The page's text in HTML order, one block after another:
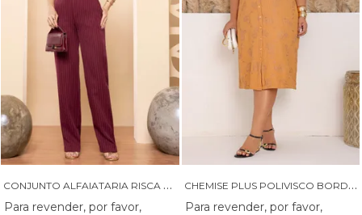
C
ONJUNTO ALFAIATARIA RISCA DE GIZ COLETE E CALCA - 04668 C
HEMISE PLUS POLIVISCO BORDADO - 14600